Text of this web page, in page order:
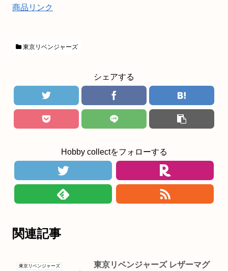
商品リンク
東京リベンジャーズ
シェアする
Hobby collectをフォローする
関連記事
東京リベンジャーズ
東京リベンジャーズ レザーマグ